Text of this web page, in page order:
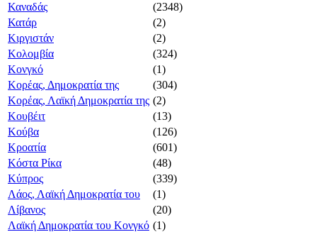
Καναδάς
(2348)
Κατάρ
(2)
Κιργιστάν
(2)
Κολομβία
(324)
Κονγκό
(1)
Κορέας, Δημοκρατία της
(304)
Κορέας, Λαϊκή Δημοκρατία της (2)
Κουβέιτ
(13)
Κούβα
(126)
Κροατία
(601)
Κόστα Ρίκα
(48)
Κύπρος
(339)
Λάος, Λαϊκή Δημοκρατία του
(1)
Λίβανος
(20)
Λαϊκή Δημοκρατία του Κονγκό (1)